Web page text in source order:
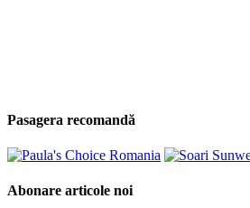
Pasagera recomandă
Abonare articole noi